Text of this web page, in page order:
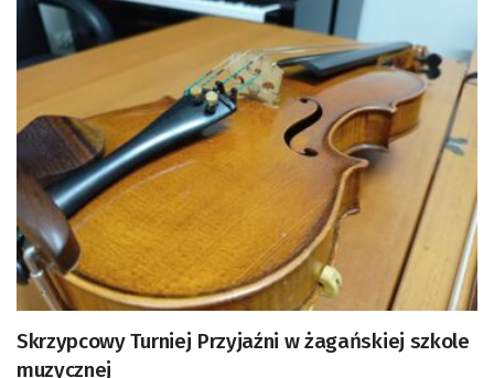
Skrzypcowy Turniej Przyjaźni w żagańskiej szkole
muzycznej